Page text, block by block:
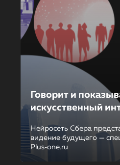
Говорит и
искусственный
Нейросеть Сбера
видение будущего —
Plus‑one.ru